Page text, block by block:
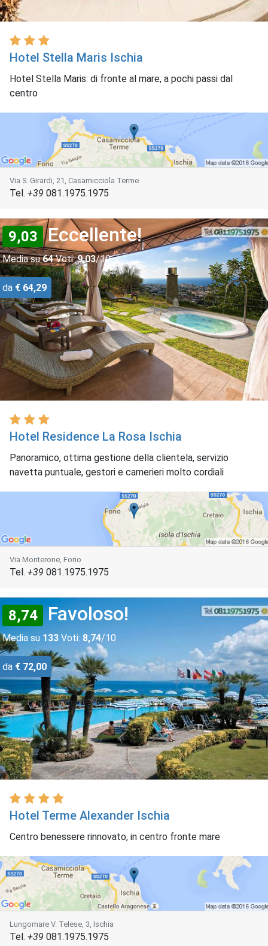
Hotel Stella Maris Ischia
Hotel Stella Maris: di fronte al mare, a pochi passi dal
centro
Via S. Girardi, 21, Casamicciola Terme
Tel. +39 081.1975.1975
9,03 Eccellente!
Media su64Voti: 9,03/10
da € 64,29
Hotel Residence La Rosa Ischia
Panoramico, ottima gestione della clientela, servizio
navetta puntuale, gestori e camerieri molto cordiali
Via Monterone, Forio
Tel. +39 081.1975.1975
8,74 Favoloso!
Media su 133 Voti: 8,74/10
da € 72,00
Hotel Terme Alexander Ischia
Centro benessere rinnovato, in centro fronte mare
Lungomare V. Telese, 3, Ischia
Tel. +39 081.1975.1975